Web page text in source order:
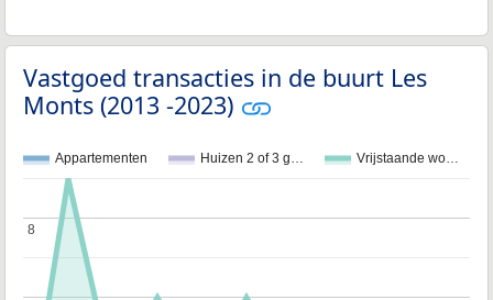
Vastgoed transacties in de buurt Les
Monts (2013 -2023)
Appartementen Huizen 2 of 3 g… Vrijstaande wo…
8
8